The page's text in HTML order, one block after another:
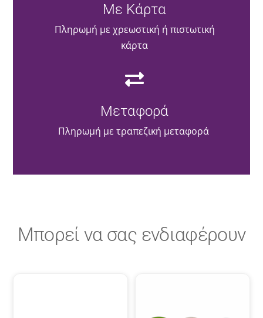
Με Κάρτα
Πληρωμή με χρεωστική ή πιστωτική
κάρτα
Μεταφορά
Πληρωμή με τραπεζική μεταφορά
Μπορεί να σας ενδιαφέρουν